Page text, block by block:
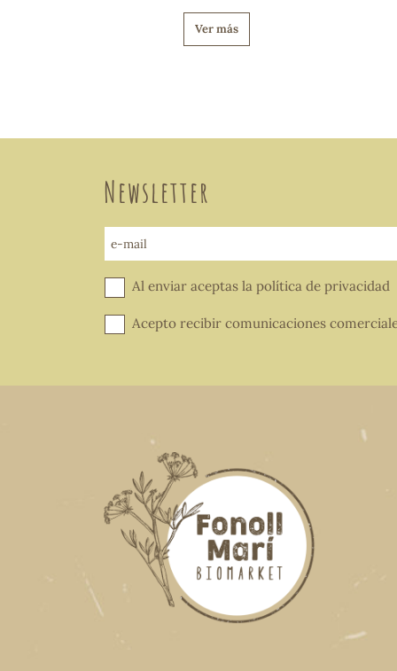
Ver más
Newsletter
e-mail
Al enviar aceptas la política de privacidad
Acepto recibir comunicaciones